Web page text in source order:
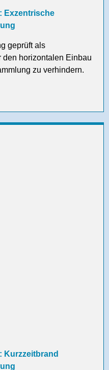
Exzentrische
geprüft als
den horizontalen Einbau
zu verhindern.
Kurzzeitbrand